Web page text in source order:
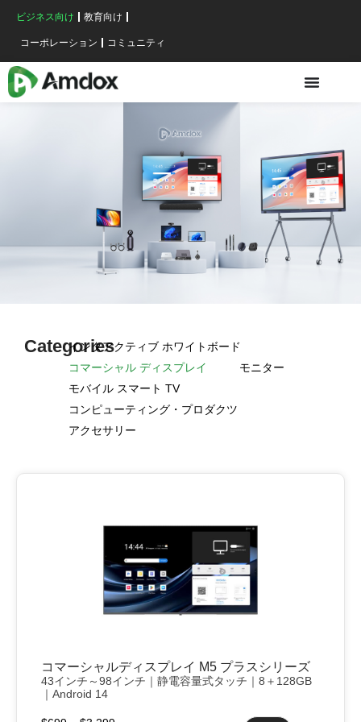
ビジネス向け 教育向け
コーポレーション コミュニティ
Categoriesインタアクティブ ホワイトボード
コマーシャル ディスプレイ
モニター
モバイル スマート TV
コンピューティング・プロダクツ
アクセサリー
コマーシャルディスプレイ M5 プラスシリーズ
43インチ～98インチ｜静電容量式タッチ｜8＋128GB
｜Android 14